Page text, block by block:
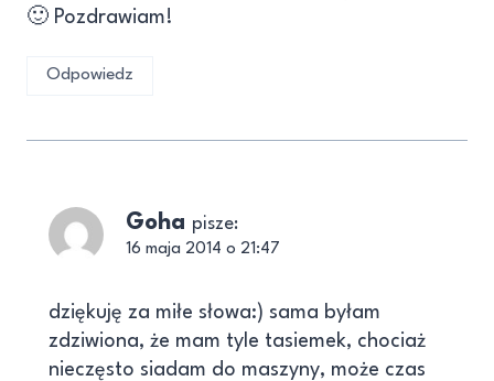
🙂 Pozdrawiam!
Odpowiedz
Goha pisze:
16 maja 2014 o 21:47
dziękuję za miłe słowa:) sama byłam
zdziwiona, że mam tyle tasiemek, chociaż
nieczęsto siadam do maszyny, może czas